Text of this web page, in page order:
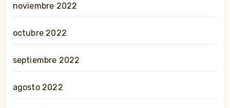
noviembre 2022
octubre 2022
septiembre 2022
agosto 2022